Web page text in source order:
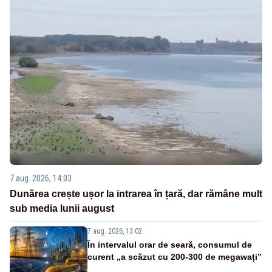
7 aug. 2026, 14:03
Dunărea crește ușor la intrarea în țară, dar rămâne mult
sub media lunii august
7 aug. 2026, 13:02
În intervalul orar de seară, consumul de
curent „a scăzut cu 200-300 de megawați”